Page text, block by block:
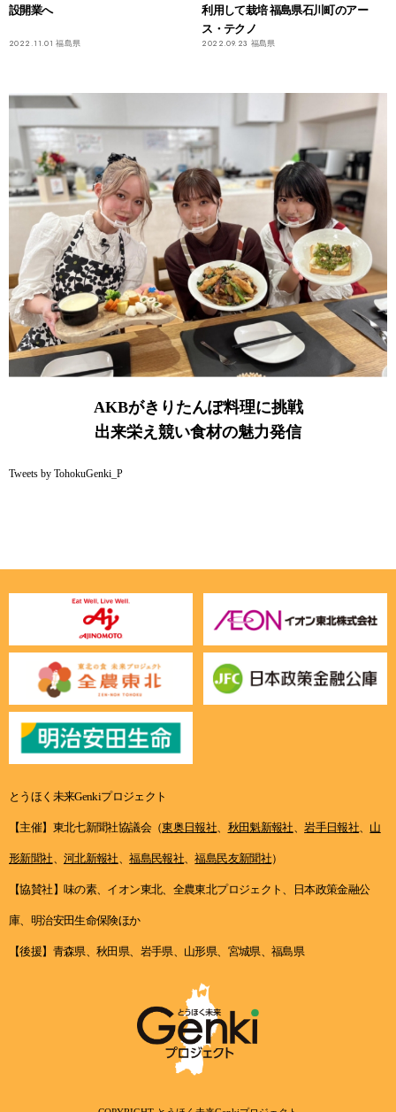
設開業へ
2022.11.01 福島県
利用して栽培 福島県石川町のアー
ス・テクノ
2022.09.23 福島県
AKBがきりたんぽ料理に挑戦
出来栄え競い食材の魅力発信
Tweets by TohokuGenki_P
とうほく未来Genkiプロジェクト
【主催】東北七新聞社協議会（東奥日報社 秋田魁新報社 、岩手日報社 山
形新聞社 河北新報社 、福島民報社 、福島民友新聞社）
【協賛社】味の素、イオン東北、全農東北プロジェクト、日本政策金融公
庫、明治安田生命保険ほか
【後援】青森県、秋田県、岩手県、山形県、宮城県、福島県